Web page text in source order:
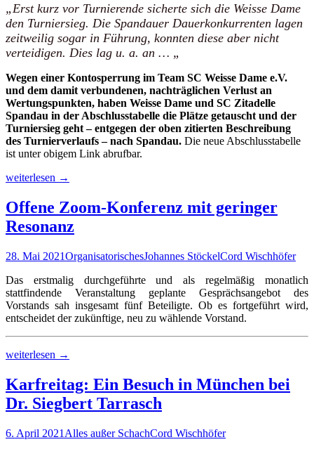
„Erst kurz vor Turnierende sicherte sich die Weisse Dame
den Turniersieg. Die Spandauer Dauerkonkurrenten lagen
zeitweilig sogar in Führung, konnten diese aber nicht
verteidigen. Dies lag u. a. an … „
Wegen einer Kontosperrung im Team SC Weisse Dame e.V.
und dem damit verbundenen, nachträglichen Verlust an
Wertungspunkten, haben Weisse Dame und SC Zitadelle
Spandau in der Abschlusstabelle die Plätze getauscht und der
Turniersieg geht – entgegen der oben zitierten Beschreibung
des Turnierverlaufs – nach Spandau. Die neue Abschlusstabelle
ist unter obigem Link abrufbar.
Westpokal
(3)
aka
6.
Westpokal:
Korrektur
!!!
weiterlesen →
Offene Zoom-Konferenz mit geringer
Resonanz
28. Mai 2021OrganisatorischesJohannes StöckelCord Wischhöfer
Das erstmalig durchgeführte und als regelmäßig monatlich
stattfindende Veranstaltung geplante Gesprächsangebot des
Vorstands sah insgesamt fünf Beteiligte. Ob es fortgeführt wird,
entscheidet der zukünftige, neu zu wählende Vorstand.
Offene
Konferenz
mit
geringer
weiterlesen →
Karfreitag: Ein Besuch in München bei
Dr. Siegbert Tarrasch
6. April 2021 Alles außer SchachCord Wischhöfer